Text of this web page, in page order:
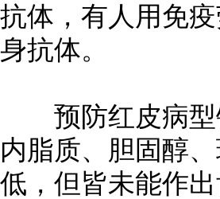
抗体，有人用免
身抗体。
预防红皮病型
内脂质、胆固醇
低，但皆未能作